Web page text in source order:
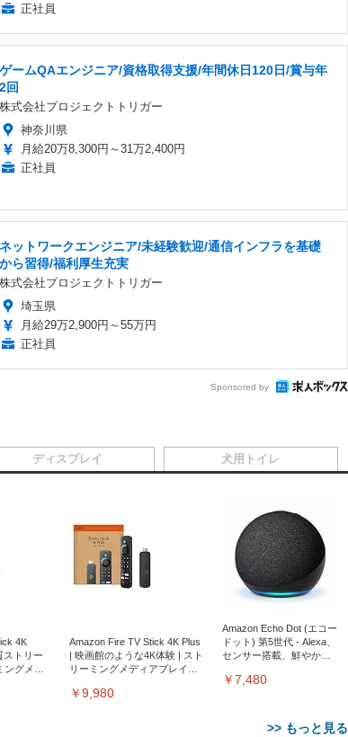
正社員
ゲームQAエンジニア/資格取得支援/年間休日120日/賞与年
2回
株式会社プロジェクトトリガー
神奈川県
月給20万8,300円～31万2,400円
正社員
ネットワークエンジニア/未経験歓迎/通信インフラを基礎
から習得/福利厚生充実
株式会社プロジェクトトリガー
埼玉県
月給29万2,900円～55万円
正社員
Sponsored by
4K
ストリー
ングメデ
Amazon Fire TV Stick 4K Plus
| 映画館のような4K体験 | スト
リーミングメディアプレイヤ
￥9,980
Amazon Echo Dot (エコー
ドット) 第5世代 - Alexa、
センサー搭載、鮮やかな
￥7,480
>> もっと見る
ディスプレイ 犬用トイレ